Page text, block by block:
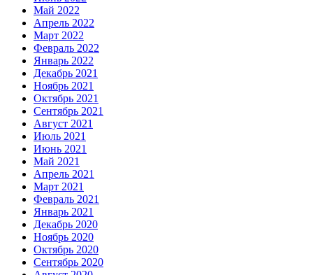
Май 2022
Апрель 2022
Март 2022
Февраль 2022
Январь 2022
Декабрь 2021
Ноябрь 2021
Октябрь 2021
Сентябрь 2021
Август 2021
Июль 2021
Июнь 2021
Май 2021
Апрель 2021
Март 2021
Февраль 2021
Январь 2021
Декабрь 2020
Ноябрь 2020
Октябрь 2020
Сентябрь 2020